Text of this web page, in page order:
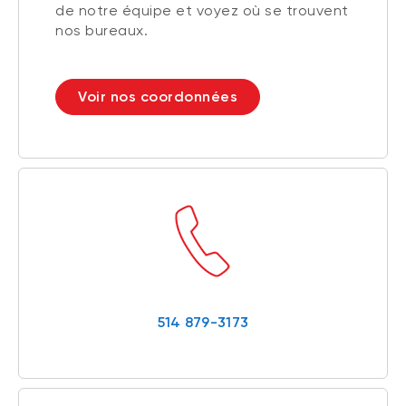
de notre équipe et voyez où se trouvent
nos bureaux.
Voir nos coordonnées
514 879-3173